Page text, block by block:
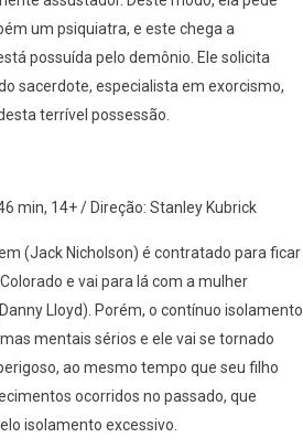
um psiquiatra, e este chega a
possuída pelo demônio. Ele solicita
sacerdote, especialista em exorcismo,
terrível possessão.
min, 14+ / Direção: Stanley Kubrick
(Jack Nicholson) é contratado para ficar
e vai para lá com a mulher
Lloyd). Porém, o contínuo isolamento
mentais sérios e ele vai se tornado
ao mesmo tempo que seu filho
ocorridos no passado, que
isolamento excessivo.